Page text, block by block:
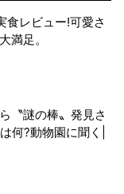
食レビュー!可愛さ
満足。
〝謎の棒〟発見さ
何?動物園に聞く|